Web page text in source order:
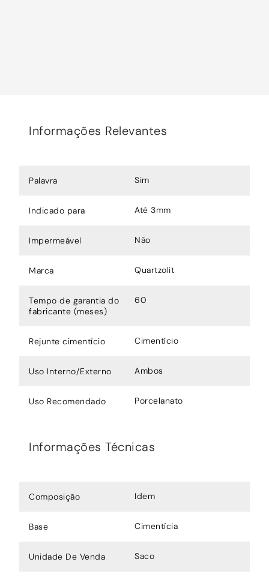
Informações Relevantes
Palavra Sim
Indicado para Até 3mm
Impermeável Não
Marca Quartzolit
Tempo de garantia do
fabricante (meses)
60
Rejunte cimentício Cimentício
Uso Interno/Externo Ambos
Uso Recomendado Porcelanato
Informações Técnicas
Composição Idem
Base Cimentícia
Unidade De Venda Saco